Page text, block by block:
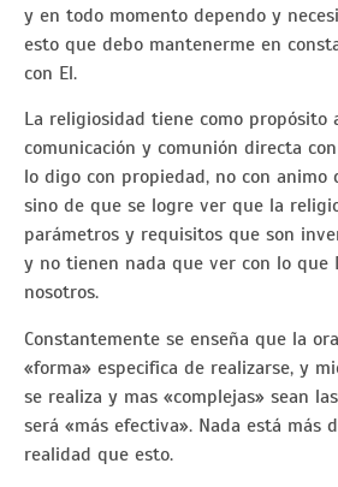
y en todo momento dependo y
esto que debo mantenerme en
con El.
La religiosidad tiene como propósito
comunicación y comunión directa
lo digo con propiedad, no con animo
sino de que se logre ver que la
parámetros y requisitos que son
y no tienen nada que ver con lo que
nosotros.
Constantemente se enseña que la
«forma» especifica de realizarse, y
se realiza y mas «complejas» sean
será «más efectiva». Nada está más
realidad que esto.